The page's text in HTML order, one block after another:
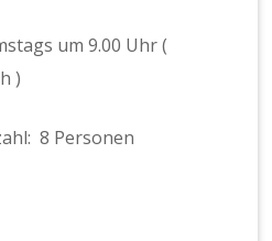
um 9.00 Uhr (
)
8 Personen